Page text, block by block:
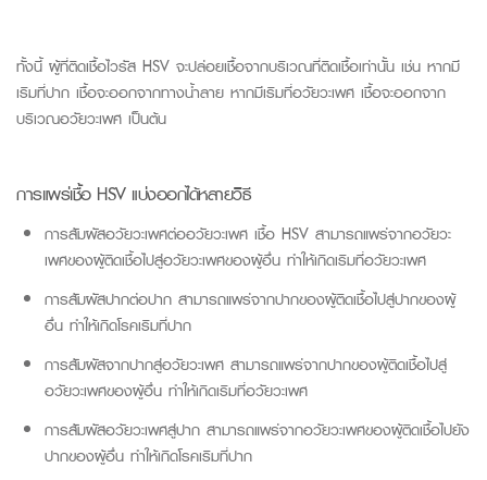
ทั้งนี้ ผู้ที่ติดเชื้อไวรัส HSV จะปล่อยเชื้อจากบริเวณที่ติดเชื้อเท่านั้น เช่น หากม
เริมทปาก เชื้อจะออกจากทางน้ำลาย หากมีเริมที่อวัยวะเพศ เชื้อจะออกจาก
บริเวณอวัยวะเพศ เป็นต้น
การแพร่เชื้อ HSV แบ่งออกได้หลายวิธี
การสัมผัสอวัยวะเพศต่ออวัยวะเพศ เชื้อ HSV สามารถแพร่จากอวัยวะ
เพศของผู้ติดเชื้อไปสู่อวัยวะเพศของผู้อื่น ทำให้เกิดเริมที่อวัยวะเพศ
การสัมผัสปากต่อปาก สามารถแพร่จากปากของผู้ติดเชื้อไปสู่ปากของผู้
อื่น ทำให้เกิดโรคเริมที่ปาก
การสัมผัสจากปากสู่อวัยวะเพศ สามารถแพร่จากปากของผู้ติดเชื้อไปสู่
อวัยวะเพศของผู้อื่น ทำให้เกิดเริมที่อวัยวะเพศ
การสัมผัสอวัยวะเพศสู่ปาก สามารถแพร่จากอวัยวะเพศของผู้ติดเชื้อไปยัง
ปากของผู้อื่น ทำให้เกิดโรคเริมที่ปาก